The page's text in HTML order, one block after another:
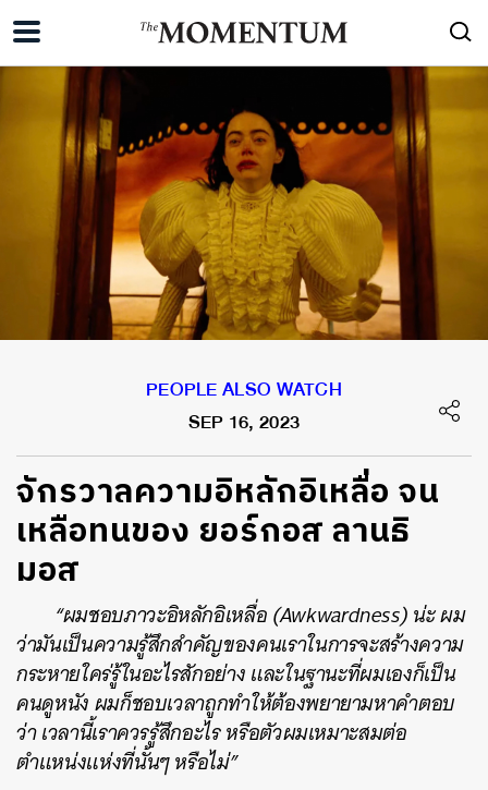
PEOPLE ALSO WATCH
SEP 16, 2023
จักรวาลความอิหลักอิเหลื่อ จน
เหลือทนของ ยอร์กอส ลานธิ
มอส
“ผมชอบภาวะอิหลักอิเหลื่อ (Awkwardness) น่ะ ผม
ว่ามันเป็นความรู้สึกสำคัญของคนเราในการจะสร้างความ
กระหายใคร่รู้ในอะไรสักอย่าง และในฐานะที่ผมเองก็เป็น
คนดูหนัง ผมก็ชอบเวลาถูกทำให้ต้องพยายามหาคำตอบ
ว่า เวลานี้เราควรรู้สึกอะไร หรือตัวผมเหมาะสมต่อ
ตำแหน่งแห่งที่นั้นๆ หรือไม่”